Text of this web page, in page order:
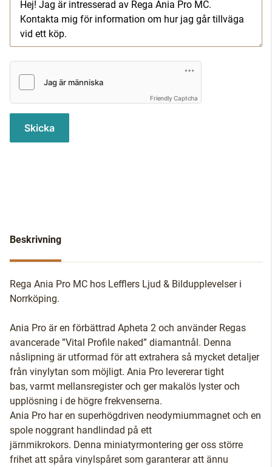
Friendly Captcha
Skicka
Beskrivning
Rega Ania Pro MC hos Lefflers Ljud & Bildupplevelser i
Norrköping.
Ania Pro är en förbättrad Apheta 2 och använder Regas
avancerade ”Vital Profile naked” diamantnål. Denna
nåslipning är utformad för att extrahera så mycket detaljer
från vinylytan som möjligt. Ania Pro levererar tight
bas, varmt mellansregister och ger makalös lyster och
upplösning i de högre frekvenserna.
Ania Pro har en superhögdriven neodymiummagnet och en
spole noggrant handlindad på ett
järnmikrokors. Denna miniatyrmontering ger oss större
frihet att spåra vinylspåret som garanterar att ännu